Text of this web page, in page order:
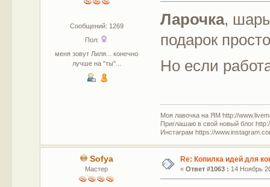
Сообщений: 1269
Пол:
меня зовут Лиля... конечно
лучше на "ты"...
Ларочка,
подарок
Но если
Моя лавочка на ЯМ http://
Приглашаю в свой новый блог
Инстаграм https://
Sofya
Мастер
Re: Копилка идей для
« Ответ #1063 : 14 Ноябрь